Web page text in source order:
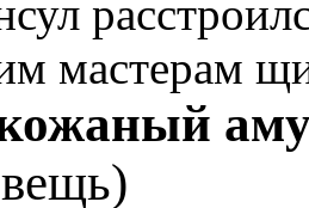
мастерам